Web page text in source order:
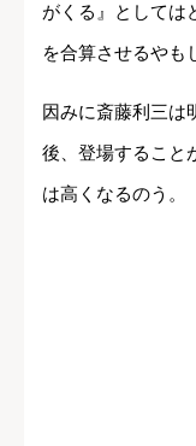
がくる』としては
を合算させるやも
因みに斎藤利三は
後、登場すること
は高くなるのう。